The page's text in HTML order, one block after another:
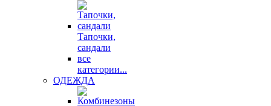
Тапочки,
сандали
все
категории...
ОДЕЖДА